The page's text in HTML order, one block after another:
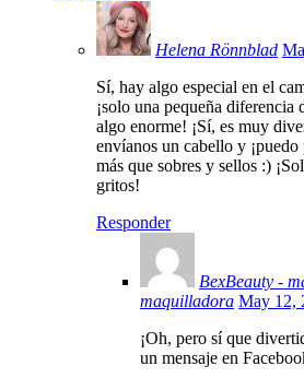
Helena Rönnblad
Sí, hay algo especial en el
¡solo una pequeña diferencia
algo enorme! ¡Sí, es muy
envíanos un cabello y
más que sobres y sellos :)
gritos!
Responder
BexBeauty -
maquilladora May 12,
¡Oh, pero sí que
un mensaje en